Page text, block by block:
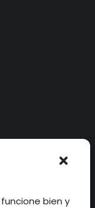
bien y